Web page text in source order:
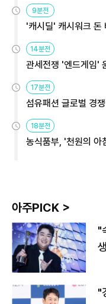
9분전
'캐시딜' 캐시워크 돈
14분전
관세전쟁 '엔드게임'
용해야
17분전
섬유패션 글로벌 경
원
18분전
농식품부, '천원의
아주PICK >
"
"